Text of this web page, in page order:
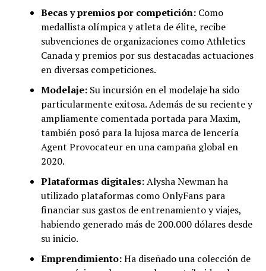
Becas y premios por competición:Como
medallista olímpica y atleta de élite, recibe
subvenciones de organizaciones como Athletics
Canada y premios por sus destacadas actuaciones
en diversas competiciones.
Modelaje:Su incursión en el modelaje ha sido
particularmente exitosa. Además de su reciente y
ampliamente comentada portada para Maxim,
también posó para la lujosa marca de lencería
Agent Provocateur en una campaña global en
2020.
Plataformas digitales:Alysha Newman ha
utilizado plataformas como OnlyFans para
financiar sus gastos de entrenamiento y viajes,
habiendo generado más de 200.000 dólares desde
su inicio.
Emprendimiento:Ha diseñado una colección de